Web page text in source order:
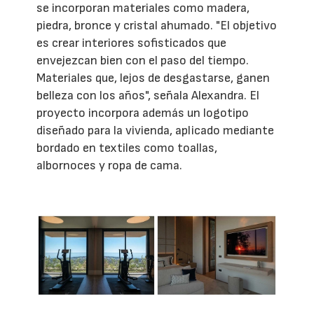
se incorporan materiales como madera,
piedra, bronce y cristal ahumado. "El objetivo
es crear interiores sofisticados que
envejezcan bien con el paso del tiempo.
Materiales que, lejos de desgastarse, ganen
belleza con los años", señala Alexandra. El
proyecto incorpora además un logotipo
diseñado para la vivienda, aplicado mediante
bordado en textiles como toallas,
albornoces y ropa de cama.